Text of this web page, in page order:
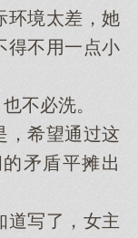
境太差，她
得不用一点小
不必洗。
希望通过这
矛盾平摊出
写了，女主